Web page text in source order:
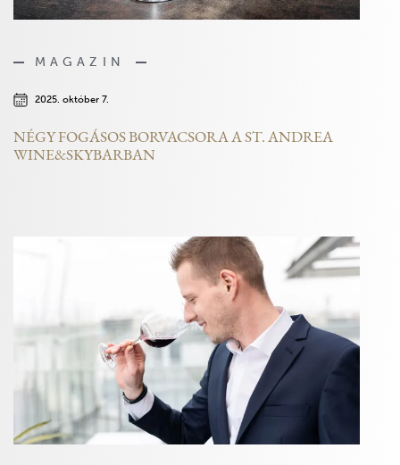
MAGAZIN
2025. október 7.
NÉGY FOGÁSOS BORVACSORA A ST. ANDREA
WINE&SKYBARBAN